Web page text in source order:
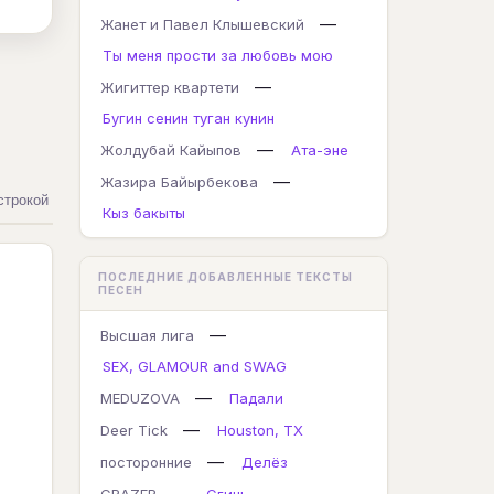
Жанет и Павел Клышевский
—
Ты меня прости за любовь мою
Жигиттер квартети
—
Бугин сенин туган кунин
Жолдубай Кайыпов
—
Ата-эне
Жазира Байырбекова
—
Кыз бакыты
ПОСЛЕДНИЕ ДОБАВЛЕННЫЕ ТЕКСТЫ
ПЕСЕН
Высшая лига —
SEX, GLAMOUR and SWAG
MEDUZOVA
—
Падали
Deer Tick
—
Houston, TX
посторонние
—
Делёз